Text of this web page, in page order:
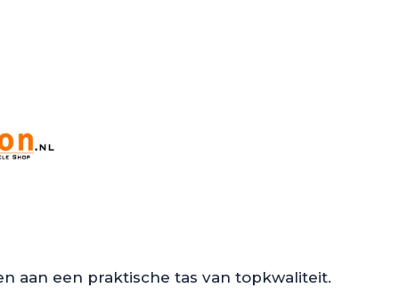
aan een praktische tas van topkwaliteit.